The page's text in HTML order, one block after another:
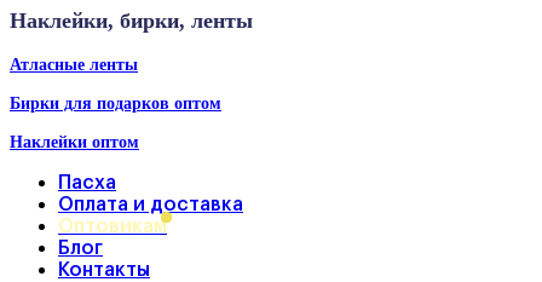
Наклейки, бирки, ленты
Атласные ленты
Бирки для подарков оптом
Наклейки оптом
Пасха
Оплата и доставка
Оптовикам
Блог
Контакты